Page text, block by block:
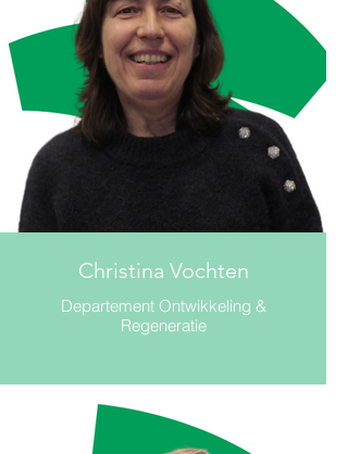
Christina Vochten
Departement Ontwikkeling &
Regeneratie